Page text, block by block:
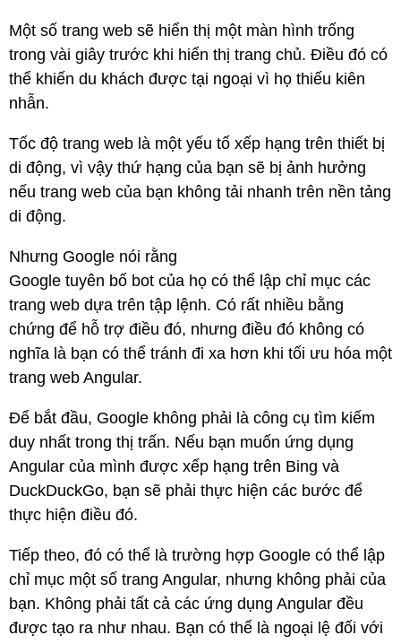
Một số trang web sẽ hiển thị một màn hình trống
trong vài giây trước khi hiển thị trang chủ. Điều đó có
thể khiến du khách được tại ngoại vì họ thiếu kiên
nhẫn.
Tốc độ trang web là một yếu tố xếp hạng trên thiết bị
di động, vì vậy thứ hạng của bạn sẽ bị ảnh hưởng
nếu trang web của bạn không tải nhanh trên nền tảng
di động.
Nhưng Google nói rằng
Google tuyên bố bot của họ có thể lập chỉ mục các
trang web dựa trên tập lệnh. Có rất nhiều bằng
chứng để hỗ trợ điều đó, nhưng điều đó không có
nghĩa là bạn có thể tránh đi xa hơn khi tối ưu hóa một
trang web Angular.
Để bắt đầu, Google không phải là công cụ tìm kiếm
duy nhất trong thị trấn. Nếu bạn muốn ứng dụng
Angular của mình được xếp hạng trên Bing và
DuckDuckGo, bạn sẽ phải thực hiện các bước để
thực hiện điều đó.
Tiếp theo, đó có thể là trường hợp Google có thể lập
chỉ mục một số trang Angular, nhưng không phải của
bạn. Không phải tất cả các ứng dụng Angular đều
được tạo ra như nhau. Bạn có thể là ngoại lệ đối với